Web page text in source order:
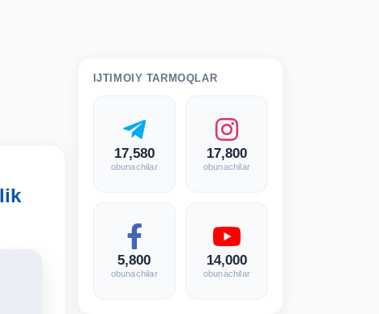
IJTIMOIY TARMOQLAR
17,580
obunachilar
17,800
obunachilar
5,800
obunachilar
14,000
obunachilar